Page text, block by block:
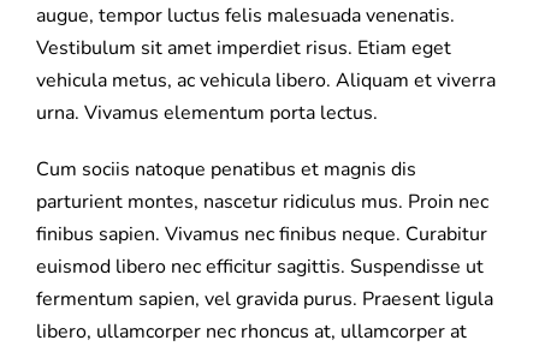
augue, tempor luctus felis malesuada venenatis.
Vestibulum sit amet imperdiet risus. Etiam eget
vehicula metus, ac vehicula libero. Aliquam et viverra
urna. Vivamus elementum porta lectus.
Cum sociis natoque penatibus et magnis dis
parturient montes, nascetur ridiculus mus. Proin nec
finibus sapien. Vivamus nec finibus neque. Curabitur
euismod libero nec efficitur sagittis. Suspendisse ut
fermentum sapien, vel gravida purus. Praesent ligula
libero, ullamcorper nec rhoncus at, ullamcorper at